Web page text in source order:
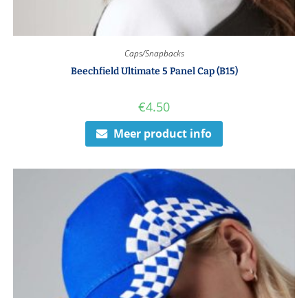
Caps/Snapbacks
Beechfield Ultimate 5 Panel Cap (B15)
€4.50
Meer product info